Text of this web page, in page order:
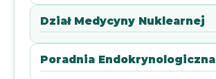
Dział Medycyny Nuklearnej
Poradnia Endokrynologiczna